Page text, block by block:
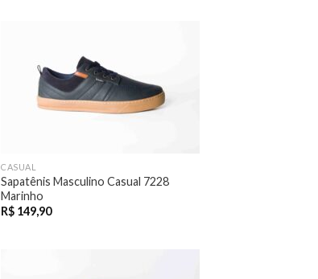
CASUAL
Sapatênis Masculino Casual 7228
Marinho
R$ 149,90